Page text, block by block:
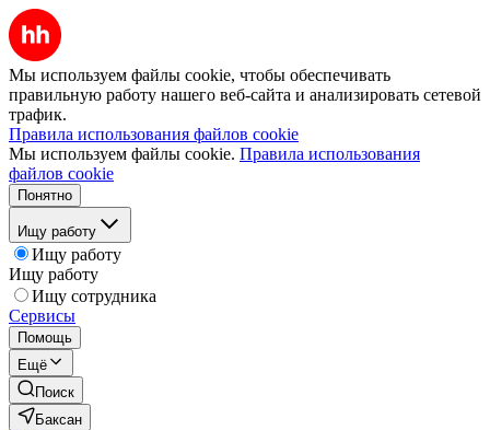
Мы используем файлы cookie, чтобы обеспечивать
правильную работу нашего веб-сайта и анализировать сетевой
трафик.
Правила использования файлов cookie
Мы используем файлы cookie. Правила использования
файлов cookie
Понятно
Ищу работу
Ищу работу
Ищу работу
Ищу сотрудника
Сервисы
Помощь
Ещё
Поиск
Баксан